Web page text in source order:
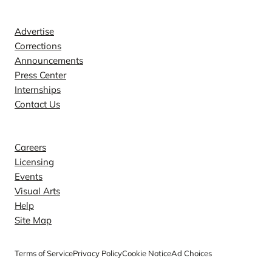
Advertise
Corrections
Announcements
Press Center
Internships
Contact Us
Careers
Licensing
Events
Visual Arts
Help
Site Map
Terms of ServicePrivacy PolicyCookie NoticeAd Choices